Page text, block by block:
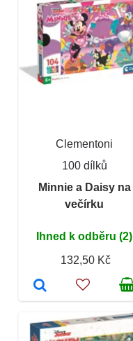
Clementoni
100 dílků
Minnie a Daisy na
večírku
Ihned k odběru (2)
132,50 Kč